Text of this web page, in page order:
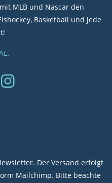
MLB und Nascar den
Basketball und jede
.
Der Versand erfolgt
Mailchimp. Bitte beachte